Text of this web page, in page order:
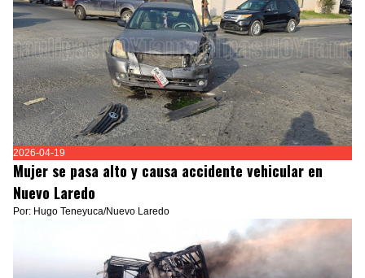
2026-04-19
Mujer se pasa alto y causa accidente vehicular en
Nuevo Laredo
Por: Hugo Teneyuca/Nuevo Laredo